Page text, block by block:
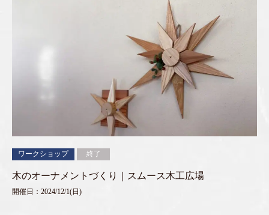
木のオーナメントづくり｜スムース木工広場
ワークショップ 終了
開催日：2024/12/1(日)